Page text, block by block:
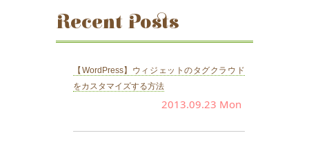
Recent Posts
【WordPress】ウィジェットのタグクラウド
をカスタマイズする方法
2013.09.23 Mon